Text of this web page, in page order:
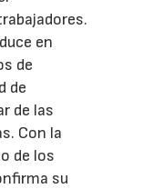
en
de
de
de las
Con la
de los
su